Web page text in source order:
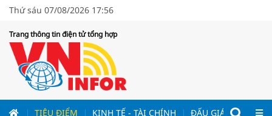
Thứ sáu 07/08/2026 17:56
Trang thông tin điện tử tổng hợp
TIÊU ĐIỂM KINH TẾ - TÀI CHÍNH ĐẤU GIÁ - ĐẤU